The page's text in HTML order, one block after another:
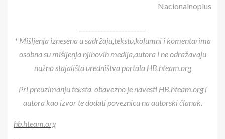
Nacionalnoplus
* Mišljenja iznesena u sadržaju,tekstu,kolumni i komentarima
osobna su mišljenja njihovih medija,autora i ne odražavaju
nužno stajališta uredništva portala HB.hteam.org
Pri preuzimanju teksta, obavezno je navesti HB.hteam.org i
autora kao izvor te dodati poveznicu na autorski članak.
hb.hteam.org